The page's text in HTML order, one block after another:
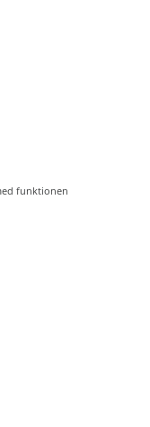
funktionen